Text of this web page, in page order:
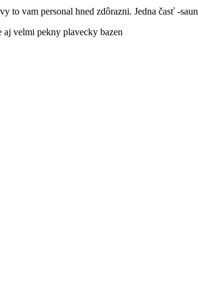
to vam personal hned zdôrazni. Jedna časť -
velmi pekny plavecky bazen